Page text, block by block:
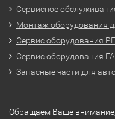
Сервисное
Монтаж оборудования
Сервис оборудования
Сервис оборудования
Запасные части для
Обращаем Ваше